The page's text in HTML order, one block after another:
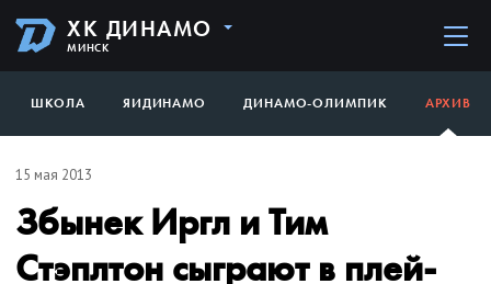
ХК ДИНАМО
МИНСК
ШКОЛА ЯИДИНАМО ДИНАМО-ОЛИМПИК АРХИВ
15 мая 2013
Збынек Иргл и Тим
Стэплтон сыграют в плей-